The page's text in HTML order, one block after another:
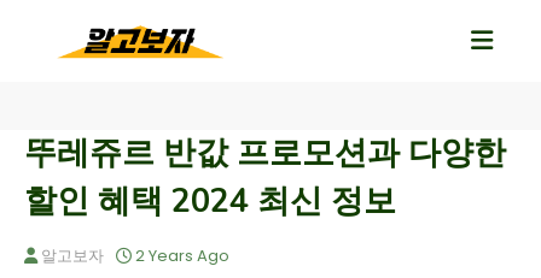
뚜레쥬르 반값 프로모션과 다양한
할인 혜택 2024 최신 정보
알고보자 2 Years Ago